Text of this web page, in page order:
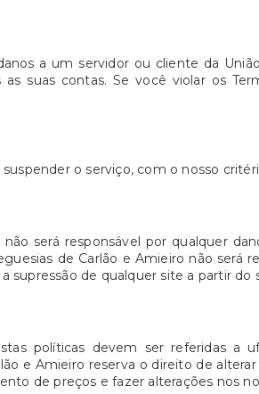
a um servidor ou cliente da
suas contas. Se você violar os
o serviço, com o nosso
será responsável por qualquer
de Carlão e Amieiro não
supressão de qualquer site a partir do
políticas devem ser referidas a
e Amieiro reserva o direito de
de preços e fazer alterações nos